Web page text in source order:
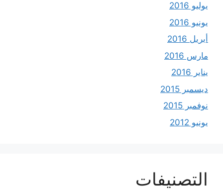
يوليو 2016
يونيو 2016
أبريل 2016
مارس 2016
يناير 2016
ديسمبر 2015
نوفمبر 2015
يونيو 2012
التصنيفات